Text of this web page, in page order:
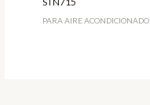
PARA AIRE ACONDICIONADO